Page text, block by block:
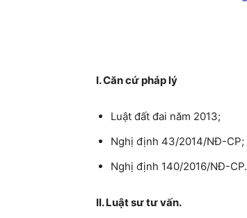
I. Căn cứ pháp lý
Luật đất đai năm 2013;
Nghị định 43/2014/NĐ-CP;
Nghị định 140/2016/NĐ-CP.
II. Luật sư tư vấn.